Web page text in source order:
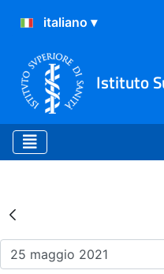
Istituto
Risultati